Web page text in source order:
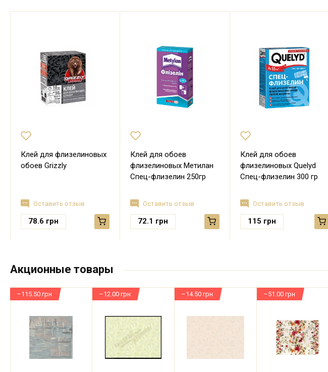
Клей для флизелиновых
обоев Grizzly
Оставить отзыв
78.6 грн
Клей для обоев
флизелиновых Метилан
Спец-флизелин 250гр
Оставить отзыв
72.1 грн
Клей для обоев
флизелиновых Quelyd
Спец-флизелин 300 гр
Оставить отзыв
115 грн
Акционные товары
–115.50 грн –12.00 грн –14.50 грн –51.00 грн